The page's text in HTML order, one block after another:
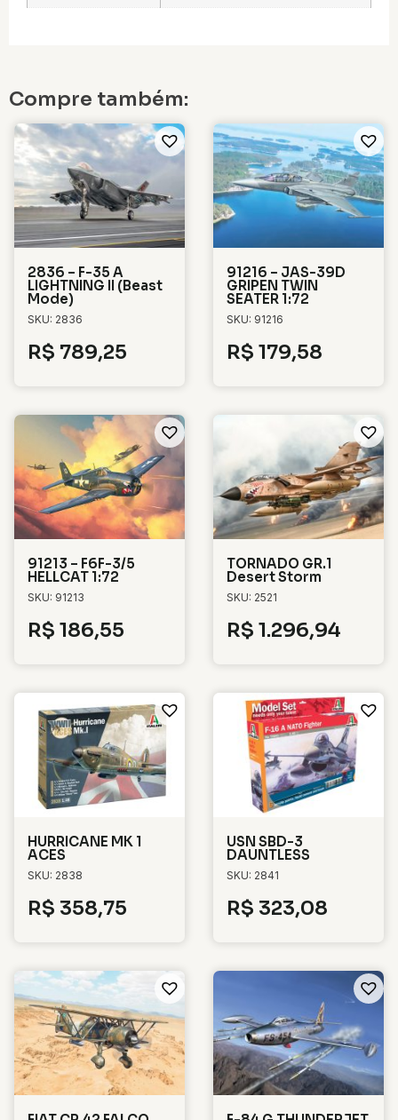
Compre também:
2836 – F-35 A
LIGHTNING II (Beast
Mode)
SKU: 2836
R$ 789,25
91216 – JAS-39D
GRIPEN TWIN
SEATER 1:72
SKU: 91216
R$ 179,58
91213 – F6F-3/5
HELLCAT 1:72
SKU: 91213
R$ 186,55
TORNADO GR.1
Desert Storm
SKU: 2521
R$ 1.296,94
HURRICANE MK 1
ACES
SKU: 2838
R$ 358,75
USN SBD-3
DAUNTLESS
SKU: 2841
R$ 323,08